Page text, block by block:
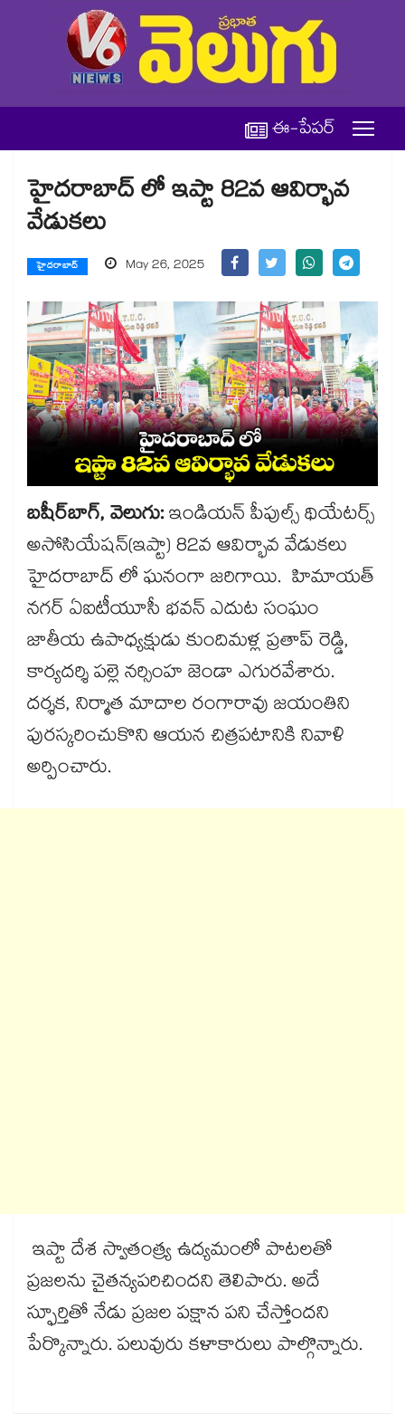
ఈ-పేపర్
హైదరాబాద్ లో ఇప్టా 82వ ఆవిర్భావ
వేడుకలు
హైదరాబాద్ May 26, 2025
బషీర్​బాగ్, వెలుగు:ఇండియన్ పీపుల్స్ థియేటర్స్
అసోసియేషన్(ఇప్టా) 82వ ఆవిర్భావ వేడుకలు
హైదరాబాద్ లో ఘనంగా జరిగాయి. హిమాయత్
నగర్ ఏఐటీయూసీ భవన్ ఎదుట సంఘం
జాతీయ ఉపాధ్యక్షుడు కుందిమళ్ల ప్రతాప్ రెడ్డి,
కార్యదర్శి పల్లె నర్సింహ జెండా ఎగురవేశారు.
దర్శక, నిర్మాత మాదాల రంగారావు జయంతిని
పురస్కరించుకొని ఆయన చిత్రపటానికి నివాళి
అర్పించారు.
ఇప్టా దేశ స్వాతంత్ర్య ఉద్యమంలో పాటలతో
ప్రజలను చైతన్యపరిచిందని తెలిపారు. అదే
స్ఫూర్తితో నేడు ప్రజల పక్షాన పని చేస్తోందని
పేర్కొన్నారు. పలువురు కళాకారులు పాల్గొన్నారు.